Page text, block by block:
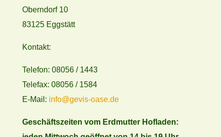
Oberndorf 10
83125 Eggstätt
Kontakt:
Telefon: 08056 / 1443
Telefax: 08056 / 1584
E-Mail: info@gevis-oase.de
Geschäftszeiten vom Erdmutter Hofladen: